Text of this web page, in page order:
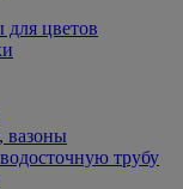
для цветов
вазоны
трубу